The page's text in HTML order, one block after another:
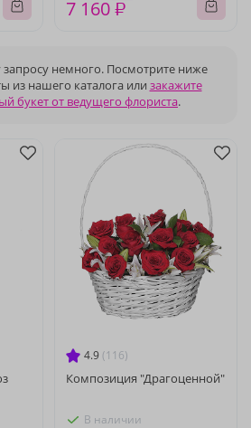
7 160 ₽
немного. Посмотрите ниже
из нашего каталога или закажите
букет от ведущего флориста.
4.9 (116)
Композиция "Драгоценной"
В наличии